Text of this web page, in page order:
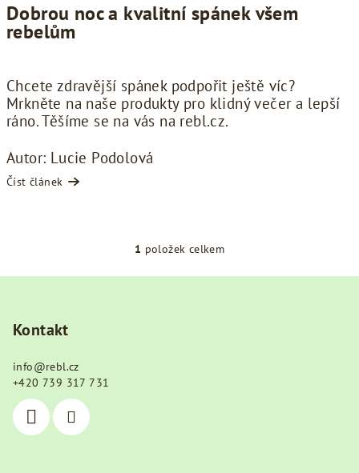
Dobrou noc a kvalitní spánek všem
rebelům
Chcete zdravější spánek podpořit ještě víc?
Mrkněte na naše produkty pro klidný večer a lepší
ráno. Těšíme se na vás na rebl.cz.
Autor: Lucie Podolová
Číst článek
O
v
1 položek celkem
Kontakt
info@rebl.cz
+420 739 317 731